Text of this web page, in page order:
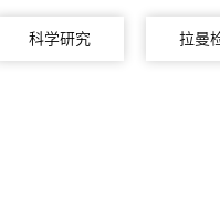
科学研究 拉曼